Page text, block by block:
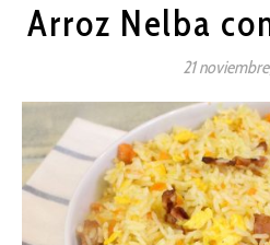
Arroz Nelba
21